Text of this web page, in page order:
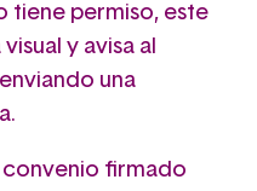
tiene permiso, este
y avisa al
una
firmado